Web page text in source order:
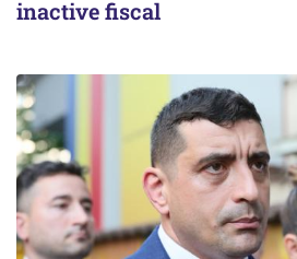
inactive fiscal